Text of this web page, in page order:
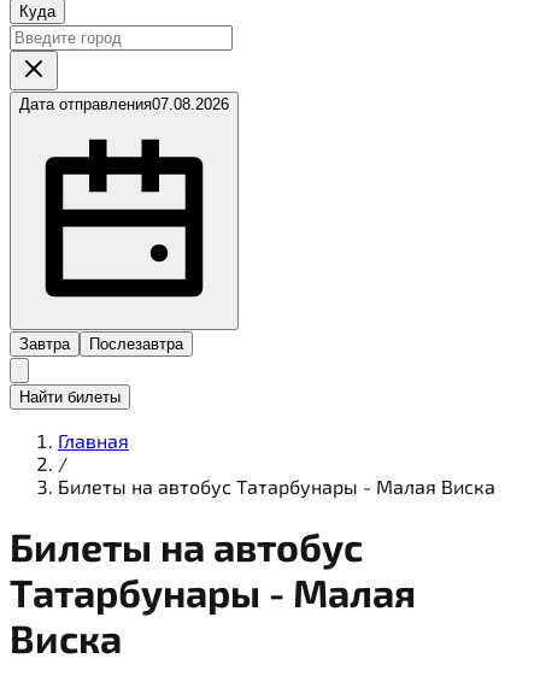
Куда
Дата отправления07.08.2026
Завтра Послезавтра
Найти билеты
Главная
/
Билеты на автобус Татарбунары - Малая Виска
Билеты на автобус
Татарбунары - Малая
Виска